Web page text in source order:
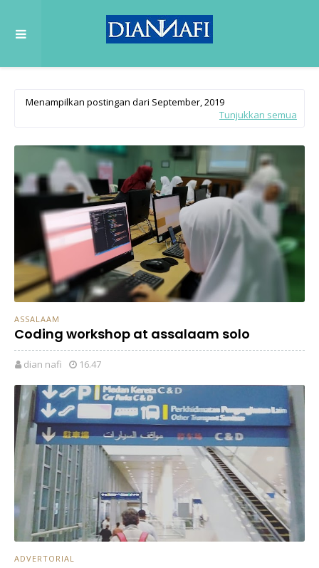
Menampilkan postingan dari September, 2019
Tunjukkan semua
ASSALAAM
Coding workshop at assalaam solo
dian nafi 16.47
ADVERTORIAL